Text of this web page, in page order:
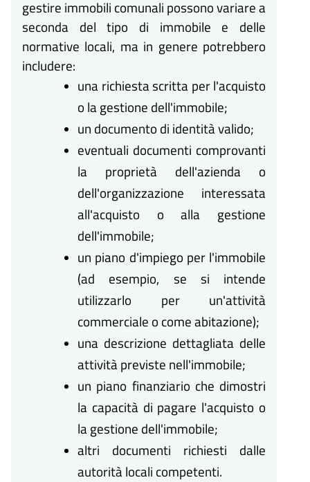
gestire immobili comunali possono variare a
seconda del tipo di immobile e delle
normative locali, ma in genere potrebbero
includere:
una richiesta scritta per l'acquisto
o la gestione dell'immobile;
un documento di identità valido;
eventuali documenti comprovanti
la proprietà dell'azienda o
dell'organizzazione interessata
all'acquisto o alla gestione
dell'immobile;
un piano d'impiego per l'immobile
(ad esempio, se si intende
utilizzarlo per un'attività
commerciale o come abitazione);
una descrizione dettagliata delle
attività previste nell'immobile;
un piano finanziario che dimostri
la capacità di pagare l'acquisto o
la gestione dell'immobile;
altri documenti richiesti dalle
autorità locali competenti.